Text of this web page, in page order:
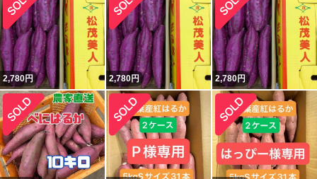
2,780円 2,780円 2,780円